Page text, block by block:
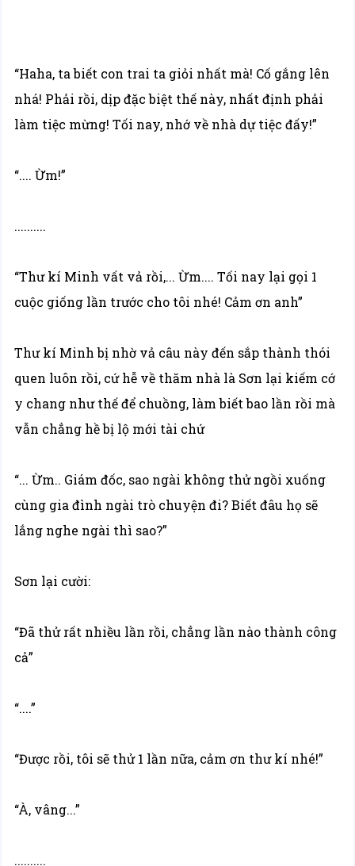
“Haha, ta biết con trai ta giỏi nhất mà! Cố gắng lên
nhá! Phải rồi, dịp đặc biệt thế này, nhất định phải
làm tiệc mừng! Tối nay, nhớ về nhà dự tiệc đấy!”
“.... Ừm!”
..........
“Thư kí Minh vất vả rồi,... Ừm.... Tối nay lại gọi 1
cuộc giống lần trước cho tôi nhé! Cảm ơn anh”
Thư kí Minh bị nhờ vả câu này đến sắp thành thói
quen luôn rồi, cứ hễ về thăm nhà là Sơn lại kiếm cớ
y chang như thế để chuồng, làm biết bao lần rồi mà
vẫn chẳng hề bị lộ mới tài chứ
“... Ừm.. Giám đốc, sao ngài không thử ngồi xuống
cùng gia đình ngài trò chuyện đi? Biết đâu họ sẽ
lắng nghe ngài thì sao?”
Sơn lại cười:
“Đã thử rất nhiều lần rồi, chẳng lần nào thành công
cả”
“....”
“Được rồi, tôi sẽ thử 1 lần nữa, cảm ơn thư kí nhé!”
“À, vâng...”
..........